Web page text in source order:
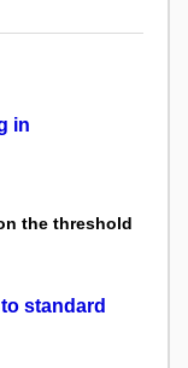
in
the threshold
standard